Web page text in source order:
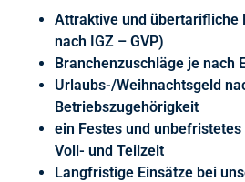
Attraktive und übertarifliche
nach IGZ – GVP)
Branchenzuschläge je nach
Urlaubs-/Weihnachtsgeld
Betriebszugehörigkeit
ein Festes und
Voll- und Teilzeit
Langfristige Einsätze bei